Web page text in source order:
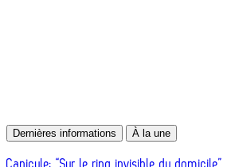
Dernières informations À la une
Canicule: “Sur le ring invisible du domicile”